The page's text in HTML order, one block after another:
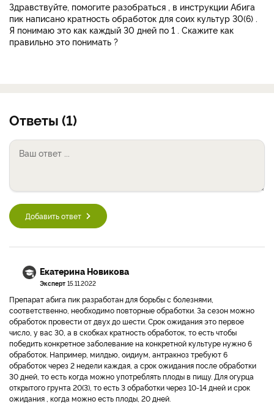
Здравствуйте, помогите разобраться , в инструкции Абига
пик написано кратность обработок для соих культур 30(6) .
Я понимаю это как каждый 30 дней по 1 . Скажите как
правильно это понимать ?
Ответы (1)
Добавить ответ
Екатерина Новикова
Эксперт 15.11.2022
Препарат абига пик разработан для борьбы с болезнями,
соответственно, необходимо повторные обработки. За сезон можно
обработок провести от двух до шести. Срок ожидания это первое
число, у вас 30, а в скобках кратность обработок, то есть чтобы
победить конкретное заболевание на конкретной культуре нужно 6
обработок. Например, милдью, оидиум, антракноз требуют 6
обработок через 2 недели каждая, а срок ожидания после обработки
30 дней, то есть когда можно употреблять плоды в пищу. Для огурца
открытого грунта 20(3), то есть 3 обработки через 10-14 дней и срок
ожидания , когда можно есть плоды, 20 дней.